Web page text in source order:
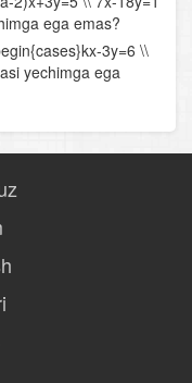
eng kichik
ega emas?
3y=6 \\
yechimga ega